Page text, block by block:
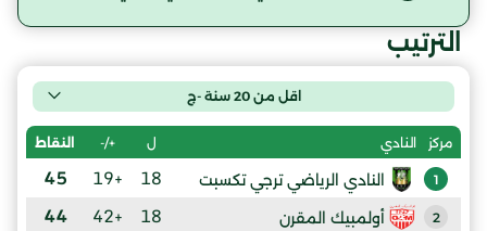
الترتيب
اقل من 20 سنة -ج
مركز النادي ل +/- النقاط
1 النادي الرياضي ترجي تكسبت 18
+19
45
2 أولمبيك المقرن 18
+42
44